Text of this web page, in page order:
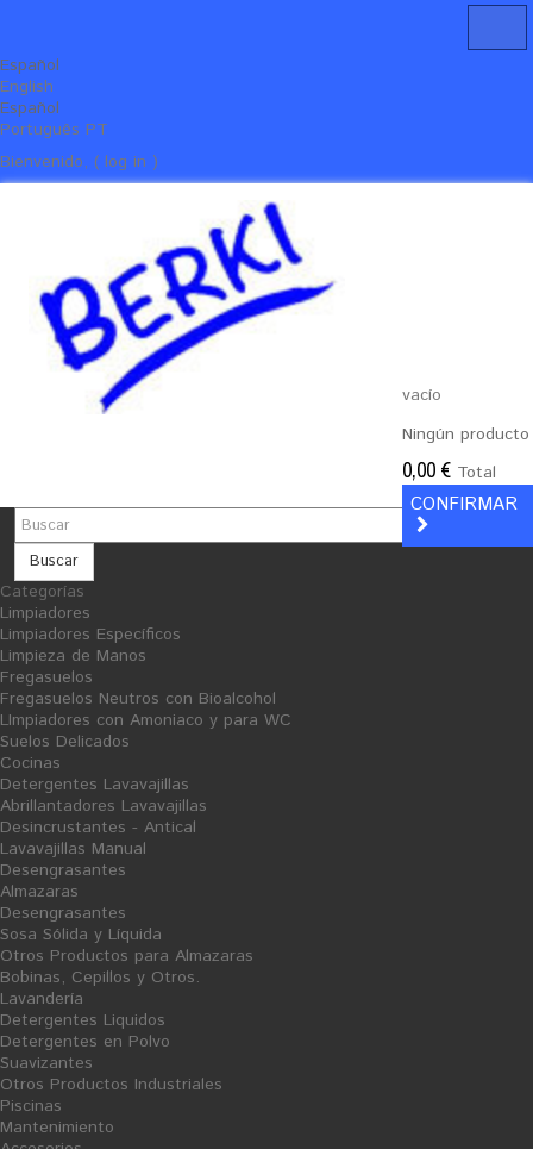
Español
English
Español
Português PT
Bienvenido, ( log in )
Buscar
Categorías
Limpiadores
Limpiadores Específicos
Limpieza de Manos
Fregasuelos
Fregasuelos Neutros con Bioalcohol
LImpiadores con Amoniaco y para WC
Suelos Delicados
Cocinas
Detergentes Lavavajillas
Abrillantadores Lavavajillas
Desincrustantes - Antical
Lavavajillas Manual
Desengrasantes
Almazaras
Desengrasantes
Sosa Sólida y Líquida
Otros Productos para Almazaras
Bobinas, Cepillos y Otros.
Lavandería
Detergentes Liquidos
Detergentes en Polvo
Suavizantes
Otros Productos Industriales
Piscinas
Mantenimiento
vacío
Ningún producto
0,00 € Total
CONFIRMAR
Resinas Colorante para Resina - 1 Kg